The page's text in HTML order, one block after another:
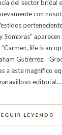
del sector bridal
con
Sombras” aparecen
life is an
Gutiérrez.
a este magnífico
editorial.…
LEYENDO